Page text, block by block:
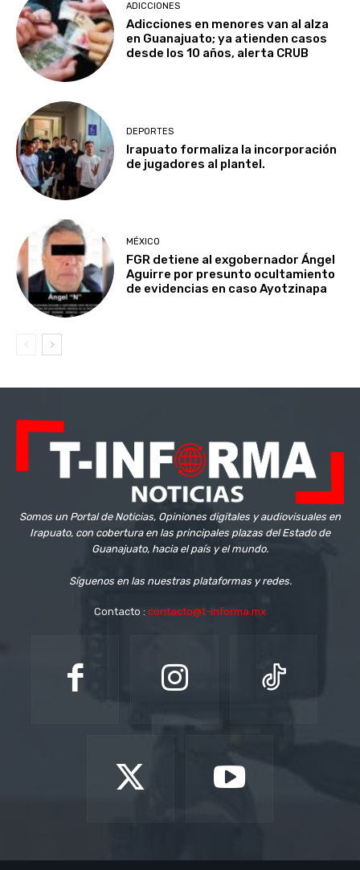
ADICCIONES
Adicciones en menores van al alza
en Guanajuato; ya atienden casos
desde los 10 años, alerta CRUB
DEPORTES
Irapuato formaliza la incorporación
de jugadores al plantel.
MÉXICO
FGR detiene al exgobernador Ángel
Aguirre por presunto ocultamiento
de evidencias en caso Ayotzinapa
Somos un Portal de Noticias, Opiniones digitales y audiovisuales en
Irapuato, con cobertura en las principales plazas del Estado de
Guanajuato, hacia el país y el mundo.
Síguenos en las nuestras plataformas y redes.
Contacto : contacto@t-informa.mx